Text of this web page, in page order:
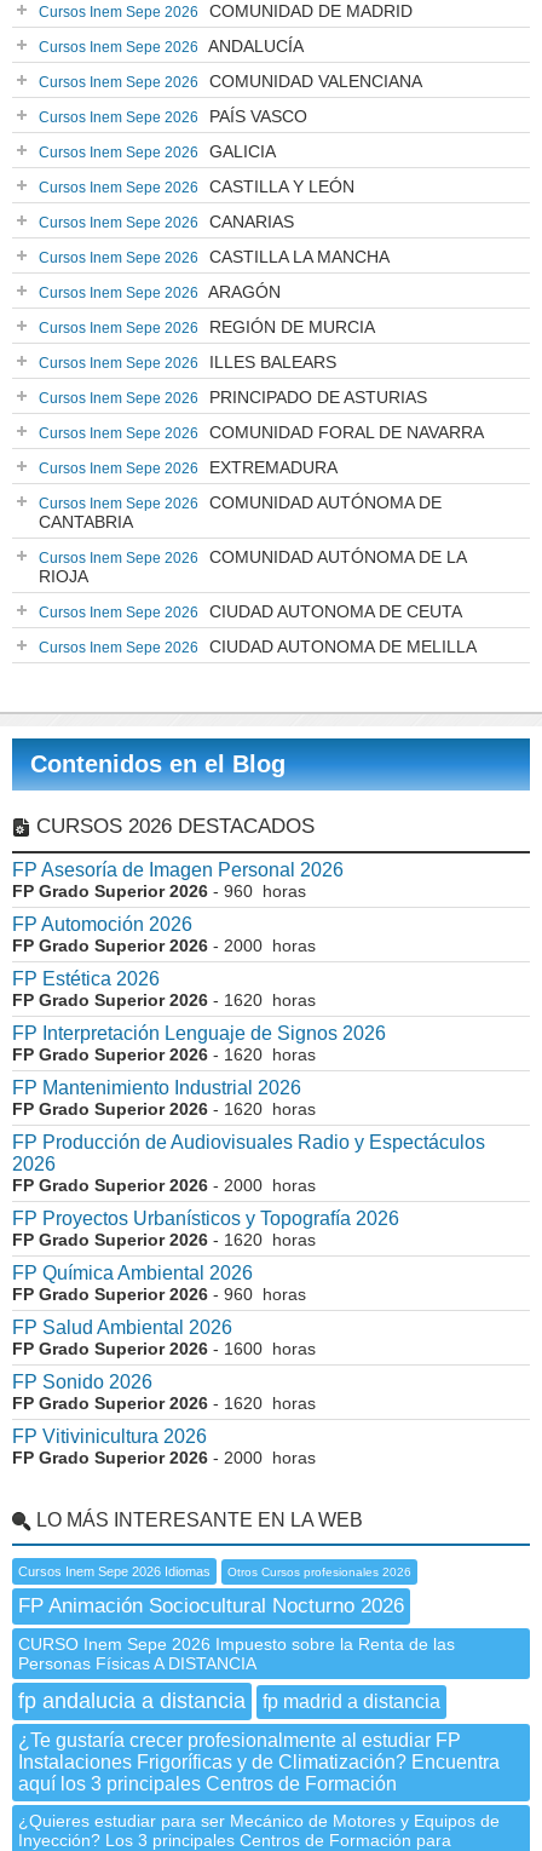
Cursos Inem Sepe 2026 COMUNIDAD DE MADRID
Cursos Inem Sepe 2026 ANDALUCÍA
Cursos Inem Sepe 2026 COMUNIDAD VALENCIANA
Cursos Inem Sepe 2026 PAÍS VASCO
Cursos Inem Sepe 2026 GALICIA
Cursos Inem Sepe 2026 CASTILLA Y LEÓN
Cursos Inem Sepe 2026 CANARIAS
Cursos Inem Sepe 2026 CASTILLA LA MANCHA
Cursos Inem Sepe 2026 ARAGÓN
Cursos Inem Sepe 2026 REGIÓN DE MURCIA
Cursos Inem Sepe 2026 ILLES BALEARS
Cursos Inem Sepe 2026 PRINCIPADO DE ASTURIAS
Cursos Inem Sepe 2026 COMUNIDAD FORAL DE NAVARRA
Cursos Inem Sepe 2026 EXTREMADURA
Cursos Inem Sepe 2026
COMUNIDAD AUTÓNOMA DE
CANTABRIA
Cursos Inem Sepe 2026
COMUNIDAD AUTÓNOMA DE LA
RIOJA
Cursos Inem Sepe 2026 CIUDAD AUTONOMA DE CEUTA
Cursos Inem Sepe 2026 CIUDAD AUTONOMA DE MELILLA
Contenidos en el Blog
CURSOS 2026 DESTACADOS
FP Asesoría de Imagen Personal 2026
FP Grado Superior 2026 - 960 horas
FP Automoción 2026
FP Grado Superior 2026 - 2000 horas
FP Estética 2026
FP Grado Superior 2026 - 1620 horas
FP Interpretación Lenguaje de Signos 2026
FP Grado Superior 2026 - 1620 horas
FP Mantenimiento Industrial 2026
FP Grado Superior 2026 - 1620 horas
FP Producción de Audiovisuales Radio y Espectáculos
2026
FP Grado Superior 2026 - 2000 horas
FP Proyectos Urbanísticos y Topografía 2026
FP Grado Superior 2026 - 1620 horas
FP Química Ambiental 2026
FP Grado Superior 2026 - 960 horas
FP Salud Ambiental 2026
FP Grado Superior 2026 - 1600 horas
FP Sonido 2026
FP Grado Superior 2026 - 1620 horas
FP Vitivinicultura 2026
FP Grado Superior 2026 - 2000 horas
LO MÁS INTERESANTE EN LA WEB
Cursos Inem Sepe 2026 Idiomas Otros Cursos profesionales 2026
FP Animación Sociocultural Nocturno 2026
CURSO Inem Sepe 2026 Impuesto sobre la Renta de las
Personas Físicas A DISTANCIA
fp andalucia a distancia
fp madrid a distancia
¿Te gustaría crecer profesionalmente al estudiar FP
Instalaciones Frigoríficas y de Climatización? Encuentra
aquí los 3 principales Centros de Formación
¿Quieres estudiar para ser Mecánico de Motores y Equipos de
Inyección? Los 3 principales Centros de Formación para